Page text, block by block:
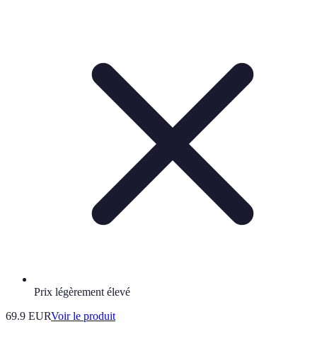
Prix légèrement élevé
69.9 EURVoir le produit